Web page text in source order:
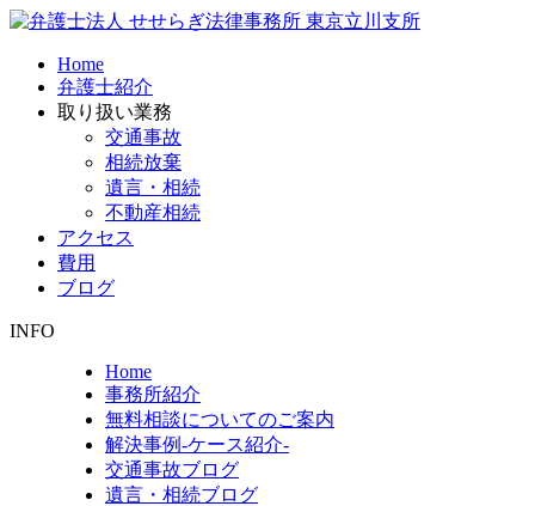
Home
弁護士紹介
取り扱い業務
交通事故
相続放棄
遺言・相続
不動産相続
アクセス
費用
ブログ
INFO
Home
事務所紹介
無料相談についてのご案内
解決事例-ケース紹介-
交通事故ブログ
遺言・相続ブログ